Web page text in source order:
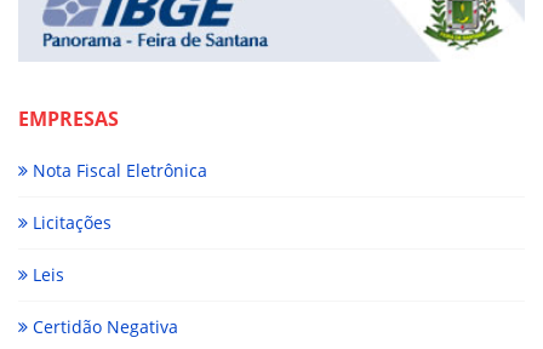
EMPRESAS
Nota Fiscal Eletrônica
Licitações
Leis
Certidão Negativa